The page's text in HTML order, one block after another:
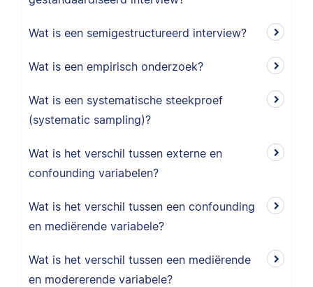
Wat is een semigestructureerd interview?
Wat is een empirisch onderzoek?
Wat is een systematische steekproef
(systematic sampling)?
Wat is het verschil tussen externe en
confounding variabelen?
Wat is het verschil tussen een confounding
en mediërende variabele?
Wat is het verschil tussen een mediërende
en modererende variabele?